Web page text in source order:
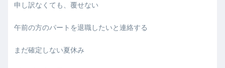
申し訳なくても、覆せない
午前の方のパートを退職したいと連絡する
まだ確定しない夏休み